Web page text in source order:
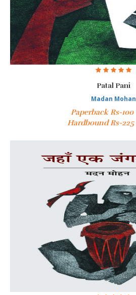
Patal Pani
Madan Mohan
Paperback Rs-100
Hardbound Rs-225